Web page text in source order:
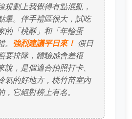
規劃上我覺得有點混亂，
暈。伴手禮區很大，試吃
的「桃酥」和「年輪蛋
強烈建議平日來！ 假日
要排隊，體驗感會差很
說，是個適合拍照打卡、
氣的好地方，桃竹苗室內
，它絕對榜上有名。